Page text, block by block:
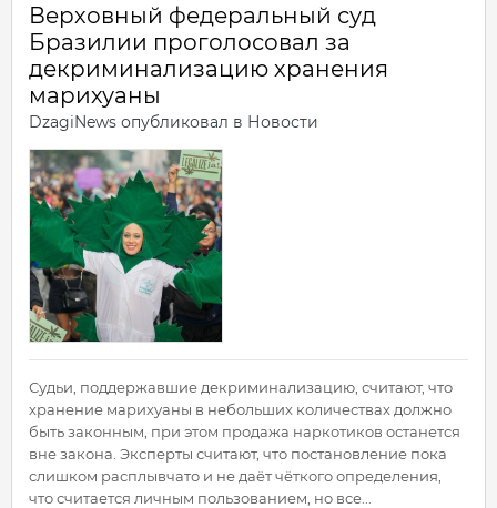
Верховный федеральный суд
Бразилии проголосовал за
декриминализацию хранения
марихуаны
DzagiNews опубликовал в Новости
Судьи, поддержавшие декриминализацию, считают, что
хранение марихуаны в небольших количествах должно
быть законным, при этом продажа наркотиков останется
вне закона. Эксперты считают, что постановление пока
слишком расплывчато и не даёт чёткого определения,
что считается личным пользованием, но все...